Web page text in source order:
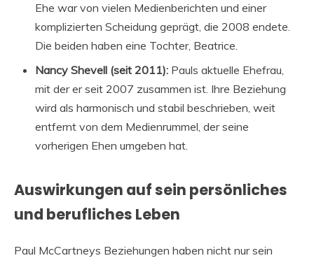
Ehe war von vielen Medienberichten und einer
komplizierten Scheidung geprägt, die 2008 endete.
Die beiden haben eine Tochter, Beatrice.
Nancy Shevell (seit 2011): Pauls aktuelle Ehefrau,
mit der er seit 2007 zusammen ist. Ihre Beziehung
wird als harmonisch und stabil beschrieben, weit
entfernt von dem Medienrummel, der seine
vorherigen Ehen umgeben hat.
Auswirkungen auf sein persönliches
und berufliches Leben
Paul McCartneys Beziehungen haben nicht nur sein